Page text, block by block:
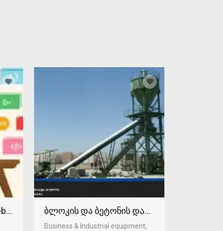
technologiesბლოკის და ბეტონის დანადგარი
Business & Industrial equipment,